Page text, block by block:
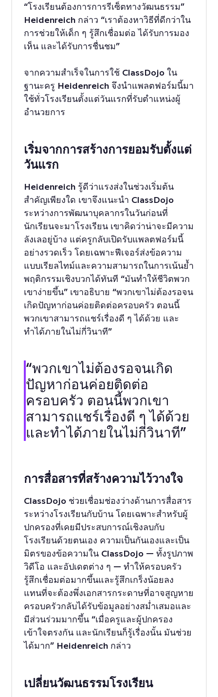
“โรงเรียนต้องการการรีเซ็ตทางวัฒนธรรม”
Heidenreich กล่าว “เราต้องหาวิธีที่ดีกว่าใน
การช่วยให้เด็ก ๆ รู้สึกเชื่อมต่อ ได้รับการมอง
เห็น และได้รับการชื่นชม”
จากความสำเร็จในการใช้ ClassDojo ใน
ฐานะครู Heidenreich จึงนำแพลตฟอร์มนี้มา
ใช้ทั่วโรงเรียนตั้งแต่วันแรกที่รับตำแหน่งผู้
อำนวยการ
เริ่มจากการสร้างการยอมรับตั้งแต่
วันแรก
Heidenreich รู้ดีว่าแรงส่งในช่วงเริ่มต้น
สำคัญเพียงใด เขาจึงแนะนำ ClassDojo
ระหว่างการพัฒนาบุคลากรในวันก่อนที่
นักเรียนจะมาโรงเรียน เขาคิดว่าน่าจะมีความ
ลังเลอยู่บ้าง แต่ครูกลับเปิดรับแพลตฟอร์มนี้
อย่างรวดเร็ว โดยเฉพาะฟีเจอร์ส่งข้อความ
แบบเรียลไทม์และความสามารถในการเน้นย้ำ
พฤติกรรมเชิงบวกได้ทันที “มันทำให้ชีวิตพวก
เขาง่ายขึ้น” เขาอธิบาย “พวกเขาไม่ต้องรอจน
เกิดปัญหาก่อนค่อยติดต่อครอบครัว ตอนนี้
พวกเขาสามารถแชร์เรื่องดี ๆ ได้ด้วย และ
ทำได้ภายในไม่กี่วินาที”
“พวกเขาไม่ต้องรอจนเกิด
ปัญหาก่อนค่อยติดต่อ
ครอบครัว ตอนนี้พวกเขา
สามารถแชร์เรื่องดี ๆ ได้ด้วย
และทำได้ภายในไม่กี่วินาที”
การสื่อสารที่สร้างความไว้วางใจ
ClassDojo ช่วยเชื่อมช่องว่างด้านการสื่อสาร
ระหว่างโรงเรียนกับบ้าน โดยเฉพาะสำหรับผู้
ปกครองที่เคยมีประสบการณ์เชิงลบกับ
โรงเรียนด้วยตนเอง ความเป็นกันเองและเป็น
มิตรของข้อความใน ClassDojo — ทั้งรูปภาพ
วิดีโอ และอัปเดตต่าง ๆ — ทำให้ครอบครัว
รู้สึกเชื่อมต่อมากขึ้นและรู้สึกเกร็งน้อยลง
แทนที่จะต้องพึ่งเอกสารกระดาษที่อาจสูญหาย
ครอบครัวกลับได้รับข้อมูลอย่างสม่ำเสมอและ
มีส่วนร่วมมากขึ้น “เมื่อครูและผู้ปกครอง
เข้าใจตรงกัน และนักเรียนก็รู้เรื่องนั้น มันช่วย
ได้มาก” Heidenreich กล่าว
เปลี่ยนวัฒนธรรมโรงเรียน